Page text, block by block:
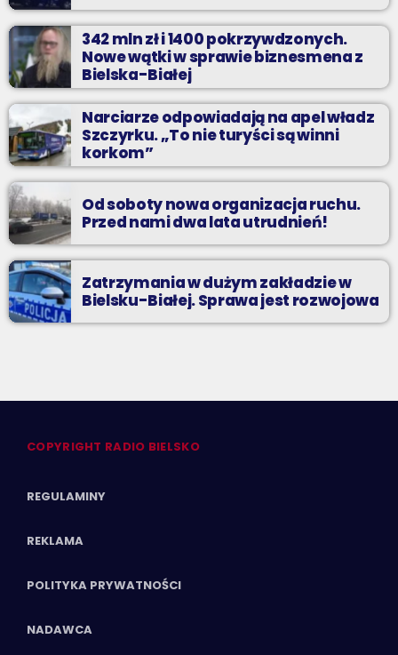
342 mln zł i 1400 pokrzywdzonych.
Nowe wątki w sprawie biznesmena z
Bielska-Białej
Narciarze odpowiadają na apel władz
Szczyrku. „To nie turyści są winni
korkom”
Od soboty nowa organizacja ruchu.
Przed nami dwa lata utrudnień!
Zatrzymania w dużym zakładzie w
Bielsku-Białej. Sprawa jest rozwojowa
COPYRIGHT RADIO BIELSKO
REGULAMINY
REKLAMA
POLITYKA PRYWATNOŚCI
NADAWCA